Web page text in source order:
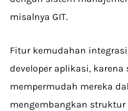
misalnya GIT.
Fitur kemudahan
developer aplikasi, karena
mempermudah mereka
mengembangkan struktur